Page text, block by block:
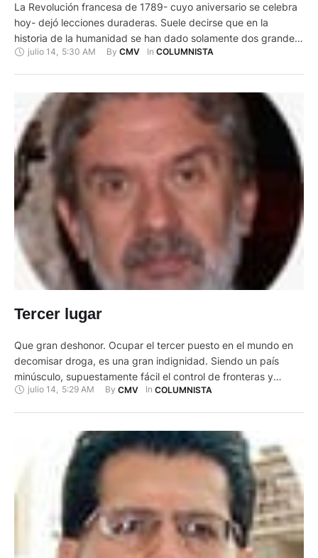
La Revolución francesa de 1789- cuyo aniversario se celebra
hoy- dejó lecciones duraderas. Suele decirse que en la
historia de la humanidad se han dado solamente dos grandes
revoluciones. La del cristianismo que hizo iguales a los seres
julio 14 5:30 AM By CMV In COLUMNISTA
Tercer lugar
Que gran deshonor. Ocupar el tercer puesto en el mundo en
decomisar droga, es una gran indignidad. Siendo un país
minúsculo, supuestamente fácil el control de fronteras y
mecanismos de negocio del azote humano que es la droga, se
julio 14, 5:29 AM By CMV In COLUMNISTA